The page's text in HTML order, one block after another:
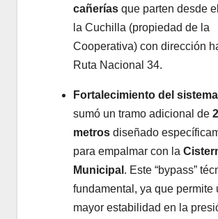
cañerías que parten desde
la Cuchilla (propiedad de la
Cooperativa) con dirección
Ruta Nacional 34.
Fortalecimiento del
sumó un tramo adicional de
metros diseñado
para empalmar con la
Municipal . Este “bypass”
fundamental, ya que permite
mayor estabilidad en la